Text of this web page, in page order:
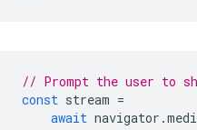
// Prompt the user to
const stream =
await navigator .